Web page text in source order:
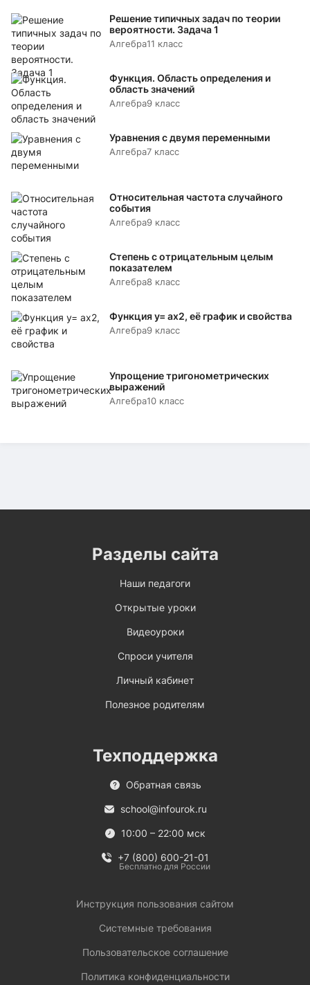
Решение типичных задач по теории
вероятности. Задача 1
Алгебра11 класс
Функция. Область определения и
область значений
Алгебра9 класс
Уравнения с двумя переменными
Алгебра7 класс
Относительная частота случайного
события
Алгебра9 класс
Степень с отрицательным целым
показателем
Алгебра8 класс
Функция y= аx2, её график и свойства
Алгебра9 класс
Упрощение тригонометрических
выражений
Алгебра10 класс
Разделы сайта
Наши педагоги
Открытые уроки
Видеоуроки
Спроси учителя
Личный кабинет
Полезное родителям
Техподдержка
Обратная связь
school@infourok.ru
10:00 – 22:00 мск
+7 (800) 600-21-01
Бесплатно для России
Инструкция пользования сайтом
Системные требования
Пользовательское соглашение
Политика конфиденциальности